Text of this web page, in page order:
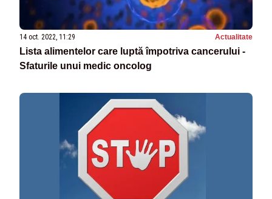
14 oct. 2022, 11:29 Actualitate
Lista alimentelor care luptă împotriva cancerului -
Sfaturile unui medic oncolog